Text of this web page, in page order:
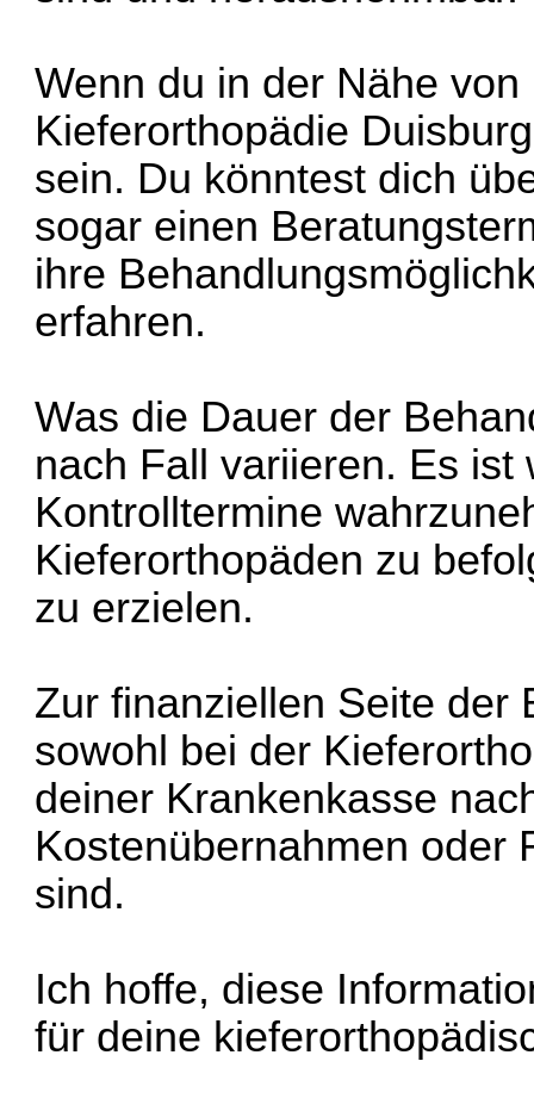
Wenn du in der Nähe
Kieferorthopädie Duisburg
sein. Du könntest dich
sogar einen
ihre
erfahren.
Was die Dauer der
nach Fall variieren. Es
Kontrolltermine
Kieferorthopäden zu
zu erzielen.
Zur finanziellen Seite der
sowohl bei der
deiner Krankenkasse
Kostenübernahmen oder
sind.
Ich hoffe, diese
für deine